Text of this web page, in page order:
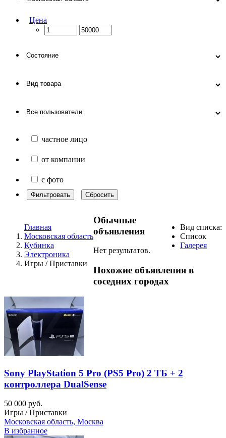
Цена
частное лицо
от компании
с фото
Фильтровать Сбросить
Главная
Московская область
Кубинка
Электроника
Игры / Приставки
Вид списка:
Список
Галерея
Обычные
объявления
Нет результатов.
Похожие объявления в
соседних городах
Sony PlayStation 5 Pro (PS5 Pro) 2 ТБ + 2
контроллера DualSense
50 000 руб.
Игры / Приставки
Московская область, Москва
В избранное